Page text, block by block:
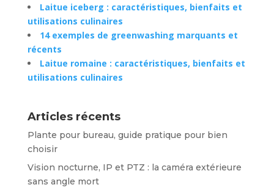
Laitue iceberg : caractéristiques, bienfaits et
utilisations culinaires
14 exemples de greenwashing marquants et
récents
Laitue romaine : caractéristiques, bienfaits et
utilisations culinaires
Articles récents
Plante pour bureau, guide pratique pour bien
choisir
Vision nocturne, IP et PTZ : la caméra extérieure
sans angle mort